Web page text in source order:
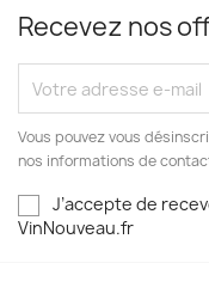
Recevez nos
Vous pouvez vous
nos informations de
J’accepte de
VinNouveau.fr